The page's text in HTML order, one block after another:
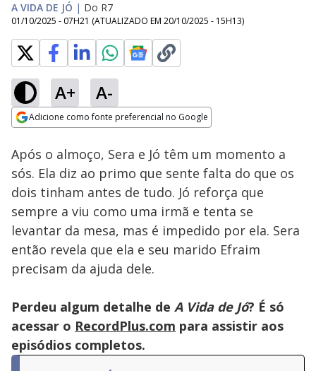
A VIDA DE JÓ | Do R7
01/10/2025 - 07H21 (ATUALIZADO EM 20/10/2025 - 15H13)
A+ A-
Adicione como fonte preferencial no Google
Ativar
100.00%
Após o almoço, Sera e Jó têm um momento a
sós. Ela diz ao primo que sente falta do que os
dois tinham antes de tudo. Jó reforça que
sempre a viu como uma irmã e tenta se
levantar da mesa, mas é impedido por ela. Sera
então revela que ela e seu marido Efraim
precisam da ajuda dele.
Perdeu algum detalhe de A Vida de Jó? É só
acessar o RecordPlus.com para assistir aos
episódios completos.